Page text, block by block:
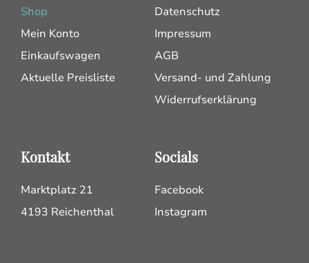
Shop
Mein Konto
Einkaufswagen
Aktuelle Preisliste
Datenschutz
Impressum
AGB
Versand- und Zahlung
Widerrufserklärung
Kontakt
Marktplatz 21
4193 Reichenthal
Socials
Facebook
Instagram